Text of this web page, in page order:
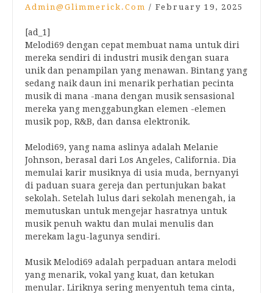
Admin@glimmerick.com / February 19, 2025
[ad_1]
Melodi69 dengan cepat membuat nama untuk diri
mereka sendiri di industri musik dengan suara
unik dan penampilan yang menawan. Bintang yang
sedang naik daun ini menarik perhatian pecinta
musik di mana -mana dengan musik sensasional
mereka yang menggabungkan elemen -elemen
musik pop, R&B, dan dansa elektronik.
Melodi69, yang nama aslinya adalah Melanie
Johnson, berasal dari Los Angeles, California. Dia
memulai karir musiknya di usia muda, bernyanyi
di paduan suara gereja dan pertunjukan bakat
sekolah. Setelah lulus dari sekolah menengah, ia
memutuskan untuk mengejar hasratnya untuk
musik penuh waktu dan mulai menulis dan
merekam lagu-lagunya sendiri.
Musik Melodi69 adalah perpaduan antara melodi
yang menarik, vokal yang kuat, dan ketukan
menular. Liriknya sering menyentuh tema cinta,